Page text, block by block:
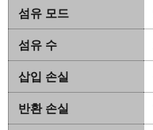
섬유 모드
섬유 수
삽입 손실
반환 손실